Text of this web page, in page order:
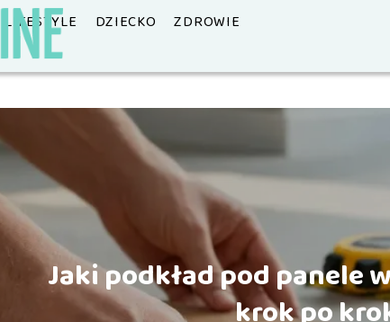
LIFESTYLE DZIECKO ZDROWIE
Jaki podkład pod panele